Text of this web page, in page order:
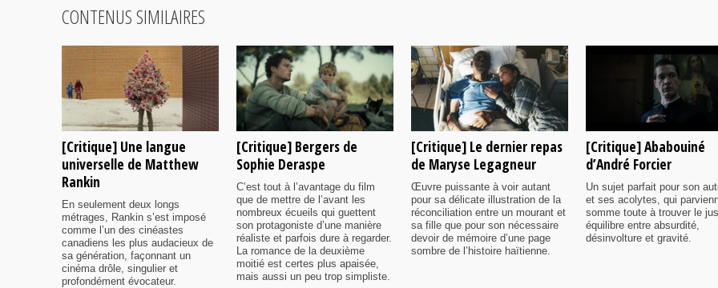
CONTENUS SIMILAIRES
[Critique] Une langue
universelle de Matthew
Rankin
En seulement deux longs
métrages, Rankin s’est imposé
comme l’un des cinéastes
canadiens les plus audacieux de
sa génération, façonnant un
cinéma drôle, singulier et
profondément évocateur.
[Critique] Bergers de
Sophie Deraspe
C’est tout à l’avantage du film
que de mettre de l’avant les
nombreux écueils qui guettent
son protagoniste d’une manière
réaliste et parfois dure à regarder.
La romance de la deuxième
moitié est certes plus apaisée,
mais aussi un peu trop simpliste.
[Critique] Le dernier repas
de Maryse Legagneur
Œuvre puissante à voir autant
pour sa délicate illustration de la
réconciliation entre un mourant et
sa fille que pour son nécessaire
devoir de mémoire d’une page
sombre de l’histoire haïtienne.
[Critique] Ababouiné
d’André Forcier
Un sujet parfait pour son
et ses acolytes, qui
somme toute à trouver le
équilibre entre absurdité,
désinvolture et gravité.